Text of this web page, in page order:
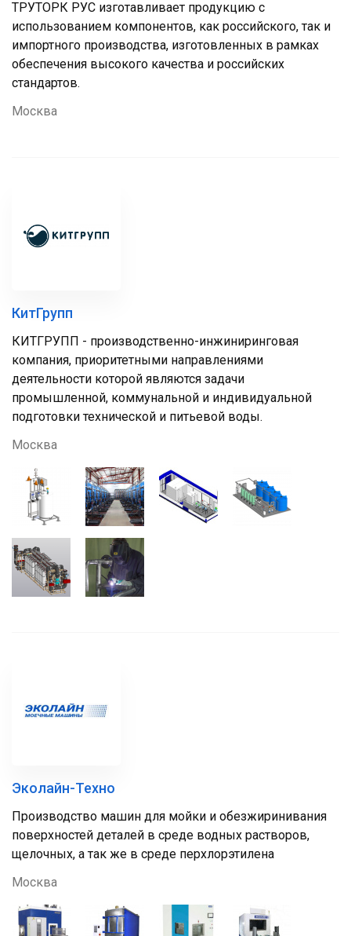
ТРУТОРК РУС изготавливает продукцию с
использованием компонентов, как российского, так и
импортного производства, изготовленных в рамках
обеспечения высокого качества и российских
стандартов.
Москва
КитГрупп
КИТГРУПП - производственно-инжиниринговая
компания, приоритетными направлениями
деятельности которой являются задачи
промышленной, коммунальной и индивидуальной
подготовки технической и питьевой воды.
Москва
Эколайн-Техно
Производство машин для мойки и обезжиринивания
поверхностей деталей в среде водных растворов,
щелочных, а так же в среде перхлорэтилена
Москва